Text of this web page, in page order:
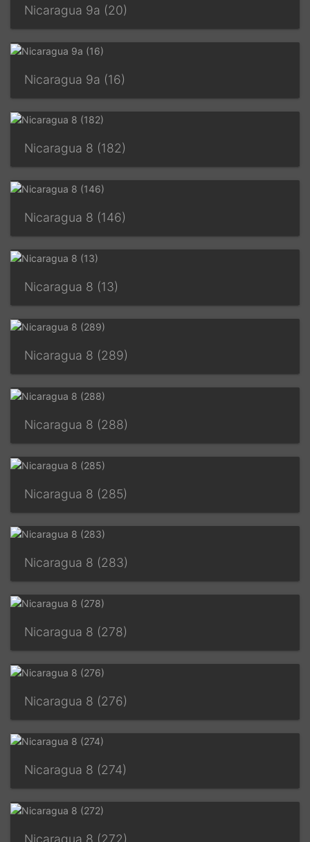
Nicaragua 9a (20)
Nicaragua 9a (16)
Nicaragua 8 (182)
Nicaragua 8 (146)
Nicaragua 8 (13)
Nicaragua 8 (289)
Nicaragua 8 (288)
Nicaragua 8 (285)
Nicaragua 8 (283)
Nicaragua 8 (278)
Nicaragua 8 (276)
Nicaragua 8 (274)
Nicaragua 8 (272)